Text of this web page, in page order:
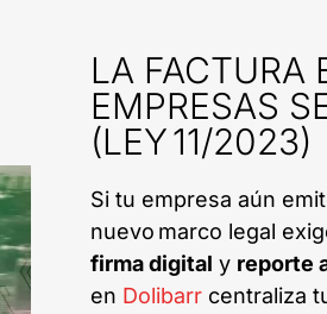
LA FACTURA
EMPRESAS
(LEY 11/2023)
Si tu empresa aún
nuevo marco legal
firma digital y reporte
en Dolibarr centraliza